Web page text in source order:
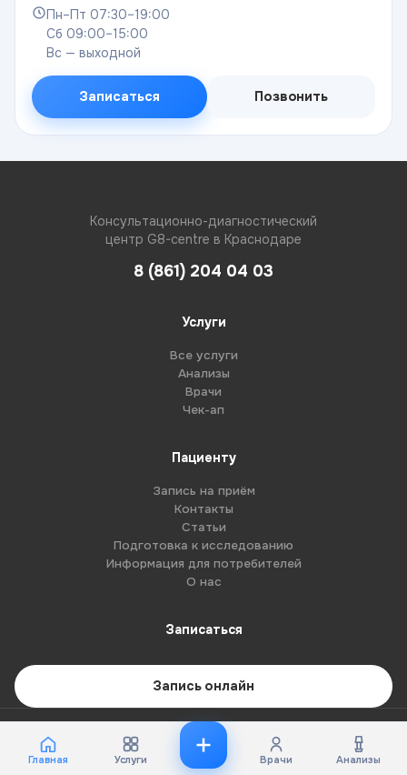
Пн–Пт 07:30–19:00
Сб 09:00–15:00
Вс — выходной
Записаться Позвонить
Консультационно-диагностический
центр G8-centre в Краснодаре
8 (861) 204 04 03
Услуги
Все услуги
Анализы
Врачи
Чек-ап
Пациенту
Запись на приём
Контакты
Статьи
Подготовка к исследованию
Информация для потребителей
О нас
Записаться
Запись онлайн
© 2026 G8-centre. Все права защищены.
Имеются противопоказания. Необходима консультация специалиста.
Главная Услуги Врачи Анализы